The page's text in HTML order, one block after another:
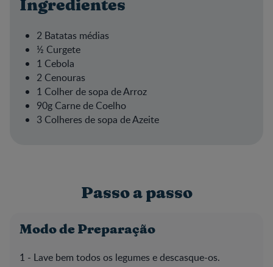
Ingredientes
2 Batatas médias
½ Curgete
1 Cebola
2 Cenouras
1 Colher de sopa de Arroz
90g Carne de Coelho
3 Colheres de sopa de Azeite
Passo a passo
Modo de Preparação
1 -­ Lave bem todos os legumes e descasque-­os.